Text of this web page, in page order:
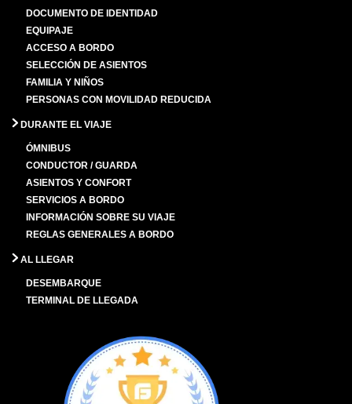
DOCUMENTO DE IDENTIDAD
EQUIPAJE
ACCESO A BORDO
SELECCIÓN DE ASIENTOS
FAMILIA Y NIÑOS
PERSONAS CON MOVILIDAD REDUCIDA
DURANTE EL VIAJE
ÓMNIBUS
CONDUCTOR / GUARDA
ASIENTOS Y CONFORT
SERVICIOS A BORDO
INFORMACIÓN SOBRE SU VIAJE
REGLAS GENERALES A BORDO
AL LLEGAR
DESEMBARQUE
TERMINAL DE LLEGADA